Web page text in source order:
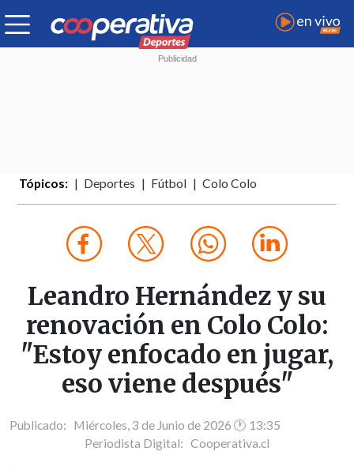
Tópicos: Deportes Fútbol Colo Colo
Leandro Hernández y su
renovación en Colo Colo:
"Estoy enfocado en jugar,
eso viene después"
Publicado: Miércoles, 3 de Junio de 2026 🕐 13:35
Periodista Digital: Cooperativa.cl